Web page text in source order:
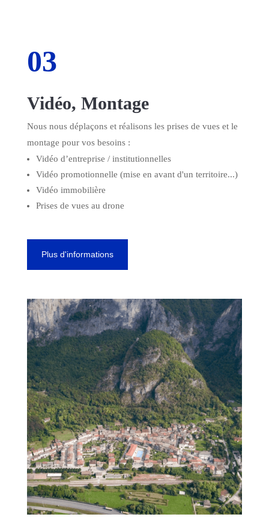
03
Vidéo, Montage
Nous nous déplaçons et réalisons les prises de vues et le
montage pour vos besoins :
Vidéo d’entreprise / institutionnelles
Vidéo promotionnelle (mise en avant d'un territoire...)
Vidéo immobilière
Prises de vues au drone
Plus d'informations